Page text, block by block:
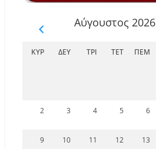
Αύγουστος 2026
ΚΥΡ ΔΕΥ ΤΡΊ ΤΕΤ ΠΈΜ
2 3 4 5 6
9 10 11 12 13